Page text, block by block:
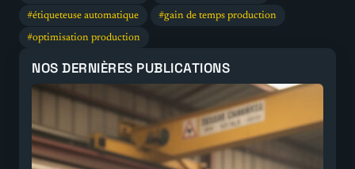
étiqueteuse automatique gain de temps production
optimisation production
NOS DERNIÈRES PUBLICATIONS